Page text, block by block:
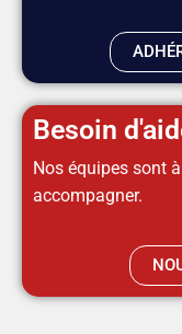
Besoin
Nos équipes sont
accompagner.